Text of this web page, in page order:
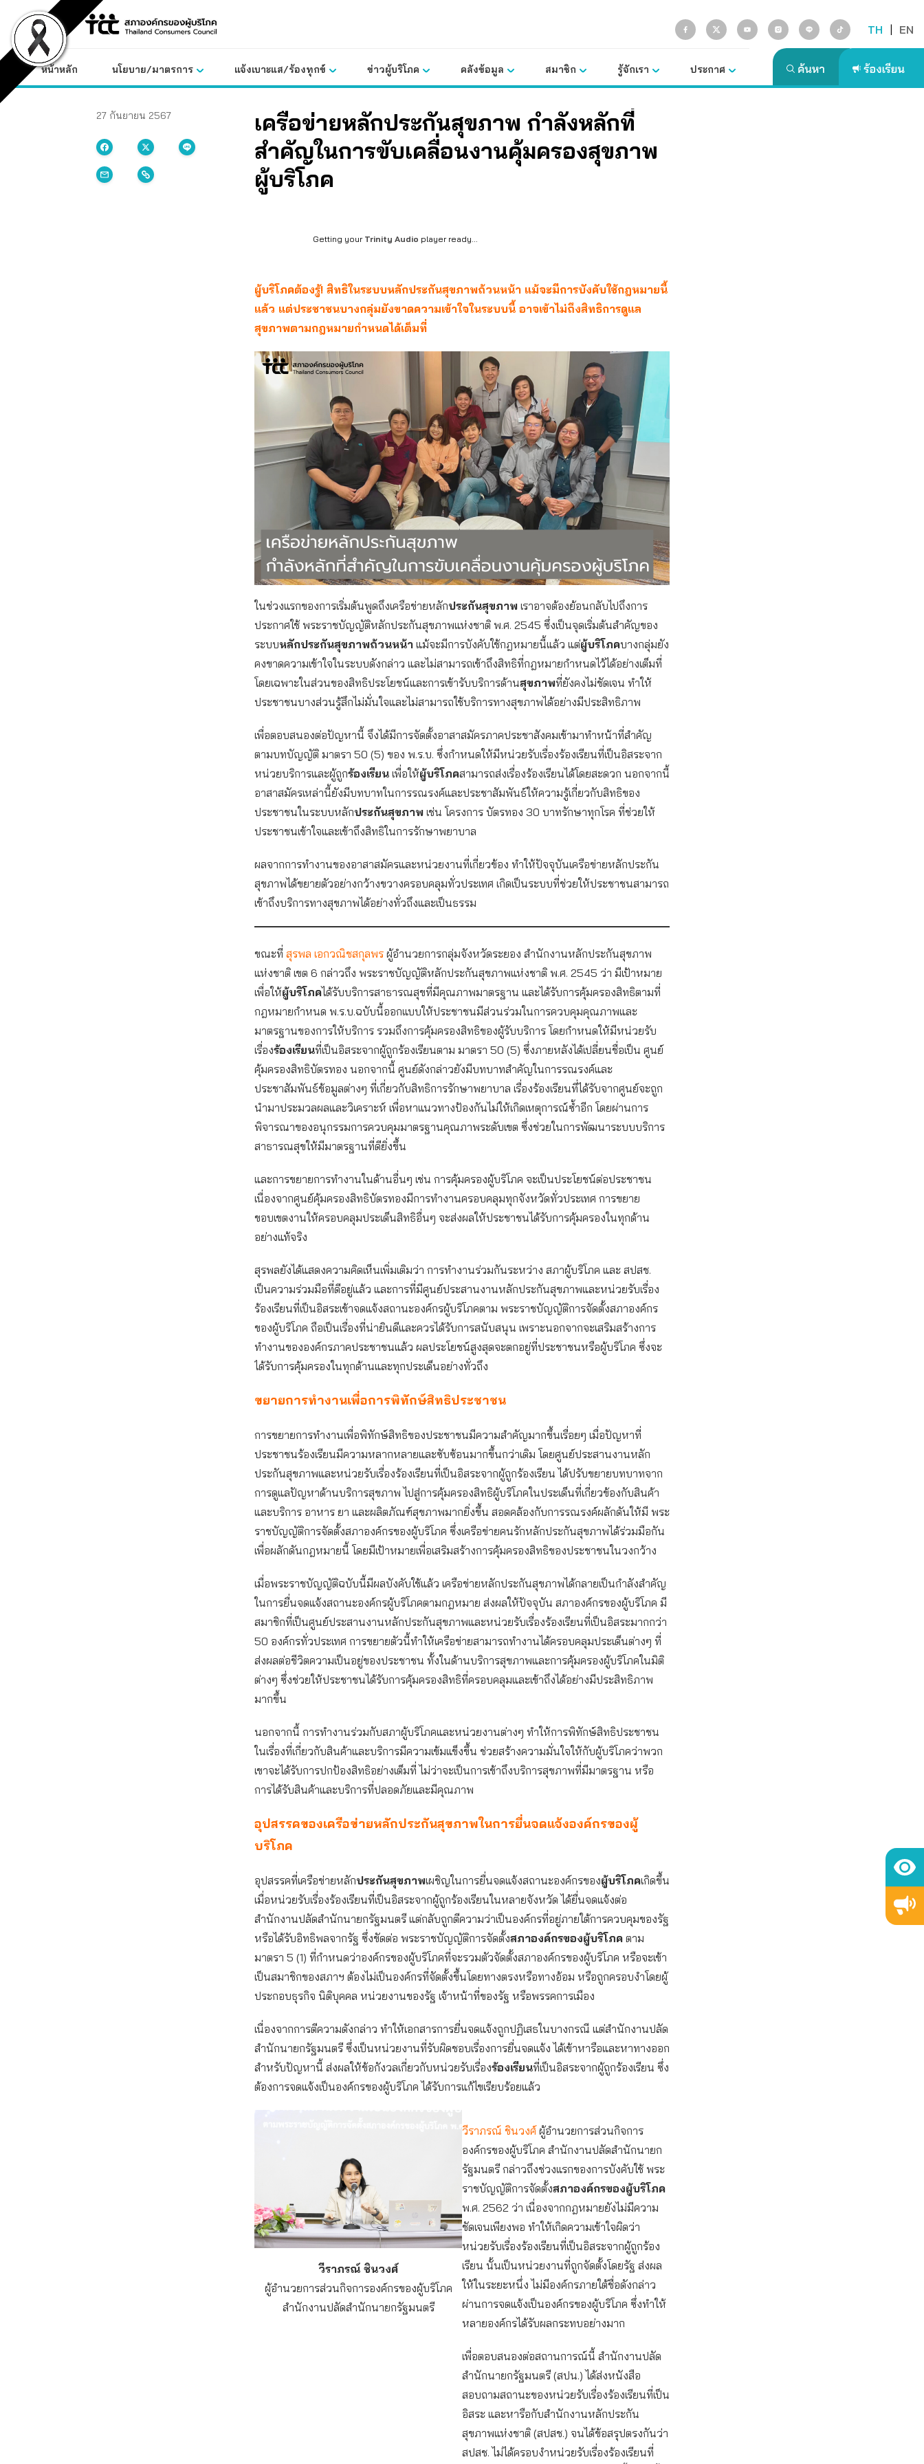
content
TH | EN
หน้าหลัก นโยบาย/มาตรการ แจ้งเบาะแส/ร้องทุกข์ ข่าวผู้บริโภค คลังข้อมูล สมาชิก รู้จักเรา ประกาศ
27 กันยายน 2567
เครือข่ายหลักประกันสุขภาพ กำลังหลักที่
สำคัญในการขับเคลื่อนงานคุ้มครองสุขภาพ
ผู้บริโภค
Getting your Trinity Audio player ready...
ผู้บริโภคต้องรู้! สิทธิในระบบหลักประกันสุขภาพถ้วนหน้า แม้จะมีการบังคับใช้กฎหมายนี้
แล้ว แต่ประชาชนบางกลุ่มยังขาดความเข้าใจในระบบนี้ อาจเข้าไม่ถึงสิทธิการดูแล
สุขภาพตามกฎหมายกำหนดได้เต็มที่
ในช่วงแรกของการเริ่มต้นพูดถึงเครือข่ายหลักประกันสุขภาพ เราอาจต้องย้อนกลับไปถึงการ
ประกาศใช้ พระราชบัญญัติหลักประกันสุขภาพแห่งชาติ พ.ศ. 2545 ซึ่งเป็นจุดเริ่มต้นสำคัญของ
ระบบหลักประกันสุขภาพถ้วนหน้า แม้จะมีการบังคับใช้กฎหมายนี้แล้ว แต่ผู้บริโภคบางกลุ่มยัง
คงขาดความเข้าใจในระบบดังกล่าว และไม่สามารถเข้าถึงสิทธิที่กฎหมายกำหนดไว้ได้อย่างเต็มที่
โดยเฉพาะในส่วนของสิทธิประโยชน์และการเข้ารับบริการด้านสุขภาพที่ยังคงไม่ชัดเจน ทำให้
ประชาชนบางส่วนรู้สึกไม่มั่นใจและไม่สามารถใช้บริการทางสุขภาพได้อย่างมีประสิทธิภาพ
เพื่อตอบสนองต่อปัญหานี้ จึงได้มีการจัดตั้งอาสาสมัครภาคประชาสังคมเข้ามาทำหน้าที่สำคัญ
ตามบทบัญญัติ มาตรา 50 (5) ของ พ.ร.บ. ซึ่งกำหนดให้มีหน่วยรับเรื่องร้องเรียนที่เป็นอิสระจาก
หน่วยบริการและผู้ถูกร้องเรียน เพื่อให้ผู้บริโภคสามารถส่งเรื่องร้องเรียนได้โดยสะดวก นอกจากนี้
อาสาสมัครเหล่านี้ยังมีบทบาทในการรณรงค์และประชาสัมพันธ์ให้ความรู้เกี่ยวกับสิทธิของ
ประชาชนในระบบหลักประกันสุขภาพ เช่น โครงการ บัตรทอง 30 บาทรักษาทุกโรค ที่ช่วยให้
ประชาชนเข้าใจและเข้าถึงสิทธิในการรักษาพยาบาล
ผลจากการทำงานของอาสาสมัครและหน่วยงานที่เกี่ยวข้อง ทำให้ปัจจุบันเครือข่ายหลักประกัน
สุขภาพได้ขยายตัวอย่างกว้างขวางครอบคลุมทั่วประเทศ เกิดเป็นระบบที่ช่วยให้ประชาชนสามารถ
เข้าถึงบริการทางสุขภาพได้อย่างทั่วถึงและเป็นธรรม
ขณะที่ สุรพล เอกวณิชสกุลพร ผู้อำนวยการกลุ่มจังหวัดระยอง สำนักงานหลักประกันสุขภาพ
แห่งชาติ เขต 6 กล่าวถึง พระราชบัญญัติหลักประกันสุขภาพแห่งชาติ พ.ศ. 2545 ว่า มีเป้าหมาย
เพื่อให้ผู้บริโภคได้รับบริการสาธารณสุขที่มีคุณภาพมาตรฐาน และได้รับการคุ้มครองสิทธิตามที่
กฎหมายกำหนด พ.ร.บ.ฉบับนี้ออกแบบให้ประชาชนมีส่วนร่วมในการควบคุมคุณภาพและ
มาตรฐานของการให้บริการ รวมถึงการคุ้มครองสิทธิของผู้รับบริการ โดยกำหนดให้มีหน่วยรับ
เรื่องร้องเรียนที่เป็นอิสระจากผู้ถูกร้องเรียนตาม มาตรา 50 (5) ซึ่งภายหลังได้เปลี่ยนชื่อเป็น ศูนย์
คุ้มครองสิทธิบัตรทอง นอกจากนี้ ศูนย์ดังกล่าวยังมีบทบาทสำคัญในการรณรงค์และ
ประชาสัมพันธ์ข้อมูลต่างๆ ที่เกี่ยวกับสิทธิการรักษาพยาบาล เรื่องร้องเรียนที่ได้รับจากศูนย์จะถูก
นำมาประมวลผลและวิเคราะห์ เพื่อหาแนวทางป้องกันไม่ให้เกิดเหตุการณ์ซ้ำอีก โดยผ่านการ
พิจารณาของอนุกรรมการควบคุมมาตรฐานคุณภาพระดับเขต ซึ่งช่วยในการพัฒนาระบบบริการ
สาธารณสุขให้มีมาตรฐานที่ดียิ่งขึ้น
และการขยายการทำงานในด้านอื่นๆ เช่น การคุ้มครองผู้บริโภค จะเป็นประโยชน์ต่อประชาชน
เนื่องจากศูนย์คุ้มครองสิทธิบัตรทองมีการทำงานครอบคลุมทุกจังหวัดทั่วประเทศ การขยาย
ขอบเขตงานให้ครอบคลุมประเด็นสิทธิอื่นๆ จะส่งผลให้ประชาชนได้รับการคุ้มครองในทุกด้าน
อย่างแท้จริง
สุรพลยังได้แสดงความคิดเห็นเพิ่มเติมว่า การทำงานร่วมกันระหว่าง สภาผู้บริโภค และ สปสช.
เป็นความร่วมมือที่ดีอยู่แล้ว และการที่มีศูนย์ประสานงานหลักประกันสุขภาพและหน่วยรับเรื่อง
ร้องเรียนที่เป็นอิสระเข้าจดแจ้งสถานะองค์กรผู้บริโภคตาม พระราชบัญญัติการจัดตั้งสภาองค์กร
ของผู้บริโภค ถือเป็นเรื่องที่น่ายินดีและควรได้รับการสนับสนุน เพราะนอกจากจะเสริมสร้างการ
ทำงานขององค์กรภาคประชาชนแล้ว ผลประโยชน์สูงสุดจะตกอยู่ที่ประชาชนหรือผู้บริโภค ซึ่งจะ
ได้รับการคุ้มครองในทุกด้านและทุกประเด็นอย่างทั่วถึง
ขยายการทำงานเพื่อการพิทักษ์สิทธิประชาชน
การขยายการทำงานเพื่อพิทักษ์สิทธิของประชาชนมีความสำคัญมากขึ้นเรื่อยๆ เมื่อปัญหาที่
ประชาชนร้องเรียนมีความหลากหลายและซับซ้อนมากขึ้นกว่าเดิม โดยศูนย์ประสานงานหลัก
ประกันสุขภาพและหน่วยรับเรื่องร้องเรียนที่เป็นอิสระจากผู้ถูกร้องเรียน ได้ปรับขยายบทบาทจาก
การดูแลปัญหาด้านบริการสุขภาพ ไปสู่การคุ้มครองสิทธิผู้บริโภคในประเด็นที่เกี่ยวข้องกับสินค้า
และบริการ อาหาร ยา และผลิตภัณฑ์สุขภาพมากยิ่งขึ้น สอดคล้องกับการรณรงค์ผลักดันให้มี พระ
ราชบัญญัติการจัดตั้งสภาองค์กรของผู้บริโภค ซึ่งเครือข่ายคนรักหลักประกันสุขภาพได้ร่วมมือกัน
เพื่อผลักดันกฎหมายนี้ โดยมีเป้าหมายเพื่อเสริมสร้างการคุ้มครองสิทธิของประชาชนในวงกว้าง
เมื่อพระราชบัญญัติฉบับนี้มีผลบังคับใช้แล้ว เครือข่ายหลักประกันสุขภาพได้กลายเป็นกำลังสำคัญ
ในการยื่นจดแจ้งสถานะองค์กรผู้บริโภคตามกฎหมาย ส่งผลให้ปัจจุบัน สภาองค์กรของผู้บริโภค มี
สมาชิกที่เป็นศูนย์ประสานงานหลักประกันสุขภาพและหน่วยรับเรื่องร้องเรียนที่เป็นอิสระมากกว่า
50 องค์กรทั่วประเทศ การขยายตัวนี้ทำให้เครือข่ายสามารถทำงานได้ครอบคลุมประเด็นต่างๆ ที่
ส่งผลต่อชีวิตความเป็นอยู่ของประชาชน ทั้งในด้านบริการสุขภาพและการคุ้มครองผู้บริโภคในมิติ
ต่างๆ ซึ่งช่วยให้ประชาชนได้รับการคุ้มครองสิทธิที่ครอบคลุมและเข้าถึงได้อย่างมีประสิทธิภาพ
มากขึ้น
นอกจากนี้ การทำงานร่วมกับสภาผู้บริโภคและหน่วยงานต่างๆ ทำให้การพิทักษ์สิทธิประชาชน
ในเรื่องที่เกี่ยวกับสินค้าและบริการมีความเข้มแข็งขึ้น ช่วยสร้างความมั่นใจให้กับผู้บริโภคว่าพวก
เขาจะได้รับการปกป้องสิทธิอย่างเต็มที่ ไม่ว่าจะเป็นการเข้าถึงบริการสุขภาพที่มีมาตรฐาน หรือ
การได้รับสินค้าและบริการที่ปลอดภัยและมีคุณภาพ
อุปสรรคของเครือข่ายหลักประกันสุขภาพในการยื่นจดแจ้งองค์กรของผู้
บริโภค
อุปสรรคที่เครือข่ายหลักประกันสุขภาพเผชิญในการยื่นจดแจ้งสถานะองค์กรของผู้บริโภคเกิดขึ้น
เมื่อหน่วยรับเรื่องร้องเรียนที่เป็นอิสระจากผู้ถูกร้องเรียนในหลายจังหวัด ได้ยื่นจดแจ้งต่อ
สำนักงานปลัดสำนักนายกรัฐมนตรี แต่กลับถูกตีความว่าเป็นองค์กรที่อยู่ภายใต้การควบคุมของรัฐ
หรือได้รับอิทธิพลจากรัฐ ซึ่งขัดต่อ พระราชบัญญัติการจัดตั้งสภาองค์กรของผู้บริโภค ตาม
มาตรา 5 (1) ที่กำหนดว่าองค์กรของผู้บริโภคที่จะรวมตัวจัดตั้งสภาองค์กรของผู้บริโภค หรือจะเข้า
เป็นสมาชิกของสภาฯ ต้องไม่เป็นองค์กรที่จัดตั้งขึ้นโดยทางตรงหรือทางอ้อม หรือถูกครอบงำโดยผู้
ประกอบธุรกิจ นิติบุคคล หน่วยงานของรัฐ เจ้าหน้าที่ของรัฐ หรือพรรคการเมือง
เนื่องจากการตีความดังกล่าว ทำให้เอกสารการยื่นจดแจ้งถูกปฏิเสธในบางกรณี แต่สำนักงานปลัด
สำนักนายกรัฐมนตรี ซึ่งเป็นหน่วยงานที่รับผิดชอบเรื่องการยื่นจดแจ้ง ได้เข้าหารือและหาทางออก
สำหรับปัญหานี้ ส่งผลให้ข้อกังวลเกี่ยวกับหน่วยรับเรื่องร้องเรียนที่เป็นอิสระจากผู้ถูกร้องเรียน ซึ่ง
ต้องการจดแจ้งเป็นองค์กรของผู้บริโภค ได้รับการแก้ไขเรียบร้อยแล้ว
วีราภรณ์ ชินวงศ์
ผู้อำนวยการส่วนกิจการองค์กรของผู้บริโภค
สำนักงานปลัดสำนักนายกรัฐมนตรี
วีราภรณ์ ชินวงศ์ผู้อำนวยการส่วนกิจการ
องค์กรของผู้บริโภค สำนักงานปลัดสำนักนายก
รัฐมนตรี กล่าวถึงช่วงแรกของการบังคับใช้ พระ
ราชบัญญัติการจัดตั้งสภาองค์กรของผู้บริโภค
พ.ศ. 2562 ว่า เนื่องจากกฎหมายยังไม่มีความ
ชัดเจนเพียงพอ ทำให้เกิดความเข้าใจผิดว่า
หน่วยรับเรื่องร้องเรียนที่เป็นอิสระจากผู้ถูกร้อง
เรียน นั้นเป็นหน่วยงานที่ถูกจัดตั้งโดยรัฐ ส่งผล
ให้ในระยะหนึ่ง ไม่มีองค์กรภายใต้ชื่อดังกล่าว
ผ่านการจดแจ้งเป็นองค์กรของผู้บริโภค ซึ่งทำให้
หลายองค์กรได้รับผลกระทบอย่างมาก
เพื่อตอบสนองต่อสถานการณ์นี้ สำนักงานปลัด
สำนักนายกรัฐมนตรี (สปน.) ได้ส่งหนังสือ
สอบถามสถานะของหน่วยรับเรื่องร้องเรียนที่เป็น
อิสระ และหารือกับสำนักงานหลักประกัน
สุขภาพแห่งชาติ (สปสช.) จนได้ข้อสรุปตรงกันว่า
สปสช. ไม่ได้ครอบงำหน่วยรับเรื่องร้องเรียนที่